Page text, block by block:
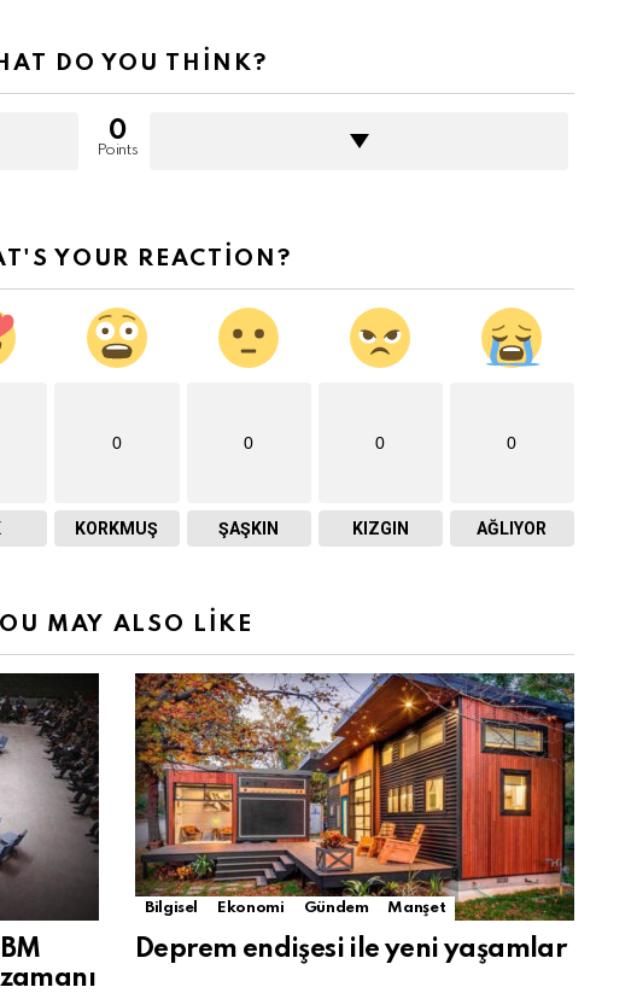
DO YOU THINK?
0
Points
YOUR REACTION?
0
KORKMUŞ
0
ŞAŞKIN
0
KIZGIN
0
AĞLIYOR
MAY ALSO LIKE
Bilgisel Ekonomi Gündem Manşet
Deprem endişesi ile yeni yaşamlar